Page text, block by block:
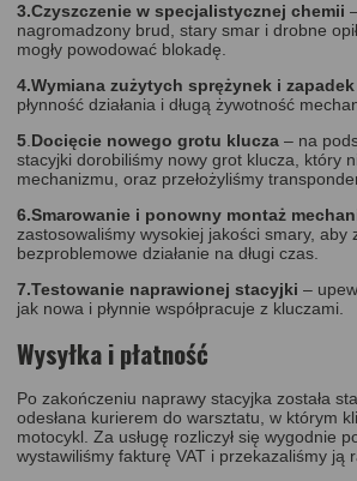
3.Czyszczenie w specjalistycznej chemii
nagromadzony brud, stary smar i drobne
mogły powodować blokadę.
4.Wymiana zużytych sprężynek i zapadek
płynność działania i długą żywotność
5.Docięcie nowego grotu klucza – na
stacyjki dorobiliśmy nowy grot klucza, który
mechanizmu, oraz przełożyliśmy
6.Smarowanie i ponowny montaż
zastosowaliśmy wysokiej jakości smary, aby
bezproblemowe działanie na długi czas.
7.Testowanie naprawionej stacyjki –
jak nowa i płynnie współpracuje z kluczami.
Wysyłka i płatność
Po zakończeniu naprawy stacyjka została
odesłana kurierem do warsztatu, w którym
motocykl. Za usługę rozliczył się wygodnie
wystawiliśmy fakturę VAT i przekazaliśmy ją